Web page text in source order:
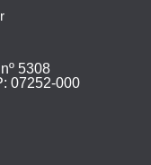
5308
07252-000